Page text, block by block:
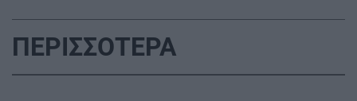
αντιμετωπίσουν την κρίση
21:14
ΟΜΟΡΦΙΑ
ΠΕΡΙΣΣΟΤΕΡΑ